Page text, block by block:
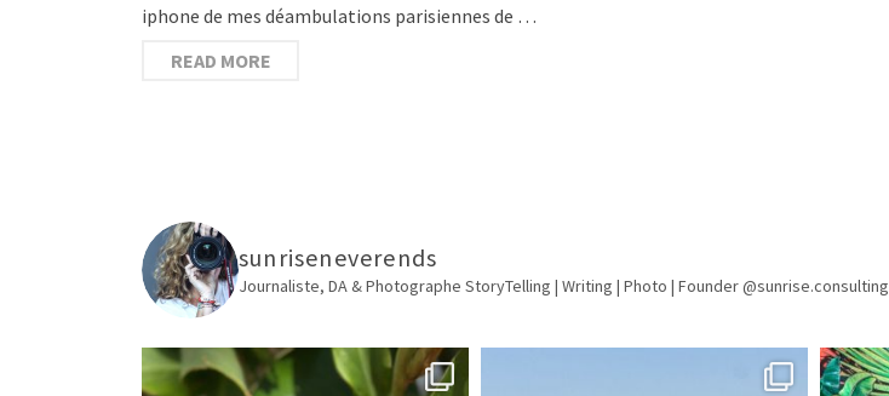
iphone de mes déambulations parisiennes de …
READ MORE
sunriseneverends
Journaliste, DA & Photographe StoryTelling | Writing | Photo | Founder @sunrise.consulting